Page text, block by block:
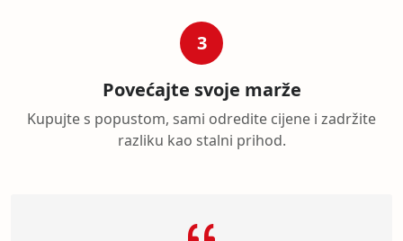
3
Povećajte svoje marže
Kupujte s popustom, sami odredite cijene i zadržite
razliku kao stalni prihod.